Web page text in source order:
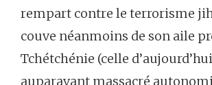
rempart contre le terrorisme
couve néanmoins de son aile
Tchétchénie (celle
auparavant massacré